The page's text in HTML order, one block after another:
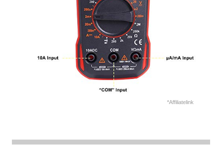
*Affiliatelink